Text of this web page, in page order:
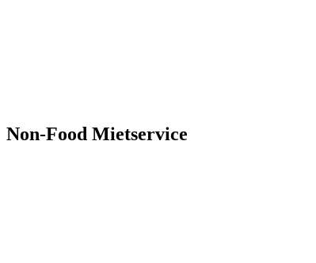
Non-Food Mietservice